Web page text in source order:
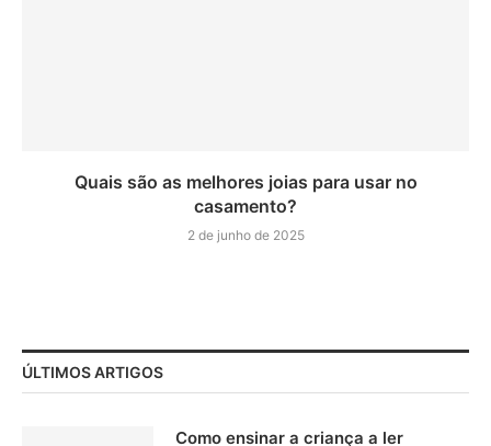
Quais são as melhores joias para usar no
casamento?
2 de junho de 2025
ÚLTIMOS ARTIGOS
Como ensinar a criança a ler